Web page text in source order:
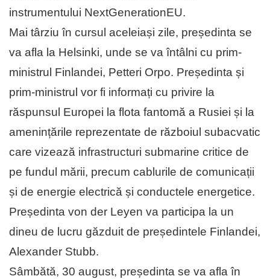
instrumentului NextGenerationEU.
Mai târziu în cursul aceleiași zile, președinta se
va afla la Helsinki, unde se va întâlni cu prim-
ministrul Finlandei, Petteri Orpo. Președinta și
prim-ministrul vor fi informați cu privire la
răspunsul Europei la flota fantomă a Rusiei și la
amenințările reprezentate de războiul subacvatic
care vizează infrastructuri submarine critice de
pe fundul mării, precum cablurile de comunicații
și de energie electrică și conductele energetice.
Președinta von der Leyen va participa la un
dineu de lucru găzduit de președintele Finlandei,
Alexander Stubb.
Sâmbătă, 30 august, președinta se va afla în